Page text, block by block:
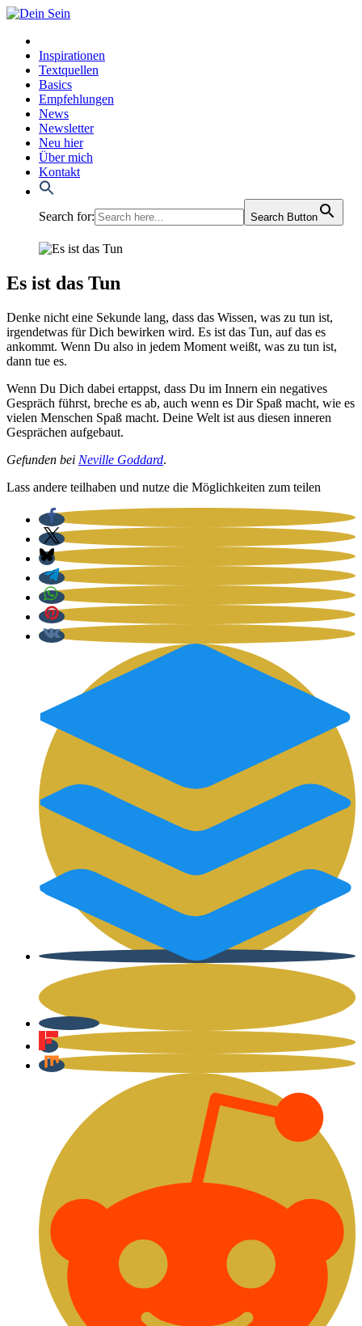
Inspirationen
Textquellen
Basics
Empfehlungen
News
Newsletter
Neu hier
Über mich
Kontakt
Search for: Search Button
Es ist das Tun
Den­ke nicht eine Sekun­de lang, dass das Wis­sen, was zu tun ist,
irgend­et­was für Dich bewir­ken wird. Es ist das Tun, auf das es
ankommt. Wenn Du also in jedem Moment weißt, was zu tun ist,
dann tue es.
Wenn Du Dich dabei ertappst, dass Du im Innern ein nega­ti­ves
Gespräch führst, bre­che es ab, auch wenn es Dir Spaß macht, wie es
vie­len Men­schen Spaß macht. Dei­ne Welt ist aus die­sen inne­ren
Gesprä­chen auf­ge­baut.
Gefun­den bei Neville God­dard.
Lass ande­re teil­ha­ben und nut­ze die Mög­lich­kei­ten zum tei­len